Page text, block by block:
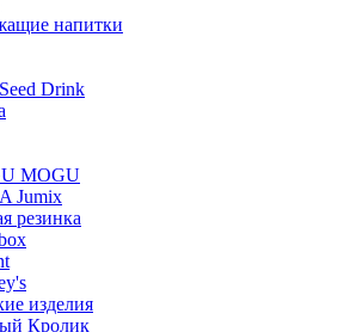
напитки
Drink
MOGU
Jumix
резинка
изделия
Кролик